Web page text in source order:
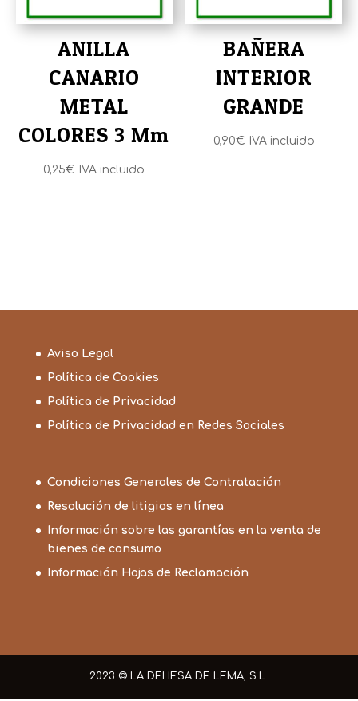
ANILLA
CANARIO
METAL
COLORES 3 Mm
0,25€ IVA incluido
BAÑERA
INTERIOR
GRANDE
0,90€ IVA incluido
Aviso Legal
Política de Cookies
Política de Privacidad
Política de Privacidad en Redes Sociales
Condiciones Generales de Contratación
Resolución de litigios en línea
Información sobre las garantías en la venta de
bienes de consumo
Información Hojas de Reclamación
2023 © LA DEHESA DE LEMA, S.L.